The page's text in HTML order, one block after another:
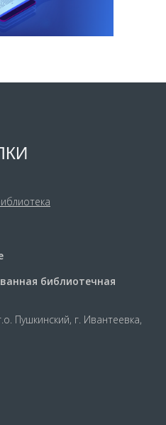
библиотечная
Пушкинский, г. Ивантеевка,